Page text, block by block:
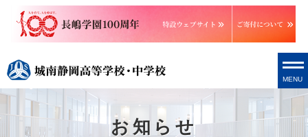
MENU
お知らせ